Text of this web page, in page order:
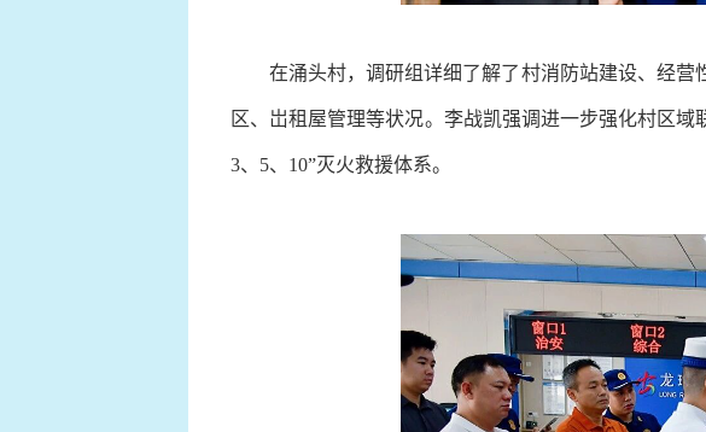
在涌头村，调研组详细了解了村消防站建设、经
区、岀租屋管理等状况。李战凯强调进一步强化村区
3、5、10”灭火救援体系。